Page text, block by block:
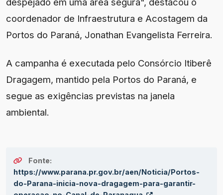
coordenador de Infraestrutura e Acostagem da
Portos do Paraná, Jonathan Evangelista Ferreira.
A campanha é executada pelo Consórcio Itiberê
Dragagem, mantido pela Portos do Paraná, e
segue as exigências previstas na janela
ambiental.
Fonte:
https://www.parana.pr.gov.br/aen/Noticia/Portos-
do-Parana-inicia-nova-dragagem-para-garantir-